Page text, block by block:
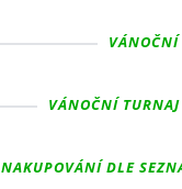
VÁNOČNÍ
NAKUPOVÁNÍ DLE